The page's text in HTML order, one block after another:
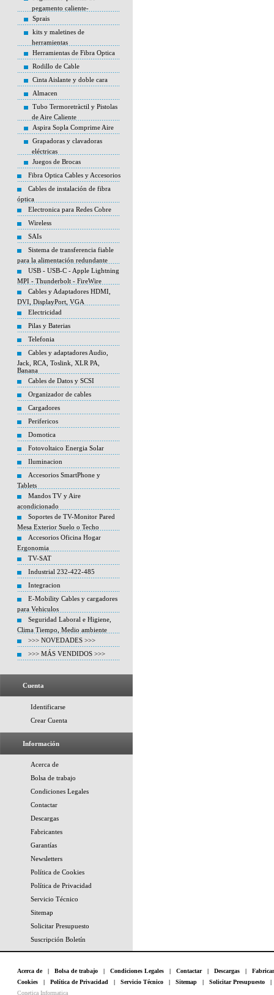
pegamento caliente-
Sprais
kits y maletines de
herramientas
Herramientas de Fibra Optica
Rodillo de Cable
Cinta Aislante y doble cara
Almacen
Tubo Termoretràctil y Pistolas
de Aire Caliente
Aspira Sopla Comprime Aire
Grapadoras y clavadoras
eléctricas
Juegos de Brocas
Fibra Optica Cables y Accesorios
Cables de instalación de fibra
óptica
Electronica para Redes Cobre
Wireless
SAIs
Sistema de transferencia fiable
para la alimentación redundante
USB - USB-C - Apple Lightning
MPI - Thunderbolt - FireWire
Cables y Adaptadores HDMI,
DVI, DisplayPort, VGA
Electricidad
Pilas y Baterias
Telefonia
Cables y adaptadores Audio,
Jack, RCA, Toslink, XLR PA,
Banana
Cables de Datos y SCSI
Organizador de cables
Cargadores
Perifericos
Domotica
Fotovoltaico Energia Solar
Iluminacion
Accesorios SmartPhone y
Tablets
Mandos TV y Aire
acondicionado
Soportes de TV-Monitor Pared
Mesa Exterior Suelo o Techo
Accesorios Oficina Hogar
Ergonomia
TV-SAT
Industrial 232-422-485
Integracion
E-Mobility Cables y cargadores
para Vehiculos
Seguridad Laboral e Higiene,
Clima Tiempo, Medio ambiente
>>> NOVEDADES >>>
>>> MÁS VENDIDOS >>>
Cuenta
Identificarse
Crear Cuenta
Información
Acerca de
Bolsa de trabajo
Condiciones Legales
Contactar
Descargas
Fabricantes
Garantías
Newsletters
Política de Cookies
Política de Privacidad
Servicio Técnico
Sitemap
Solicitar Presupuesto
Suscripción Boletín
Acerca de| Bolsa de trabajo | Condiciones Legales | Contactar| Descargas |
Cookies | Política de Privacidad | Servicio Técnico | Sitemap | Solicitar Presupuesto
Conetica Informatica